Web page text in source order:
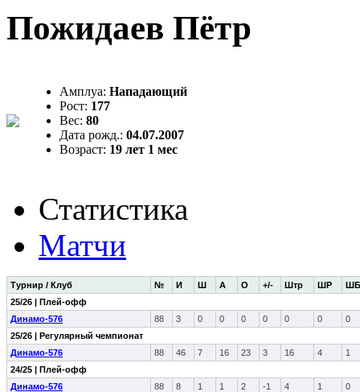
Пожидаев Пётр
Амплуа: Нападающий
Рост: 177
Вес: 80
Дата рожд.: 04.07.2007
Возраст: 19 лет 1 мес
Статистика
Матчи
Турнир / Клуб № И Ш А О +/- Штр ШР ШБ
25/26 | Плей-офф
Динамо-576
88 3 0 0 0 0 0 0
0
25/26 | Регулярный чемпионат
Динамо-576
88 46 7 16 23 3 16 4
1
24/25 | Плей-офф
Динамо-576
88 8 1 1 2 -1 4 1
0